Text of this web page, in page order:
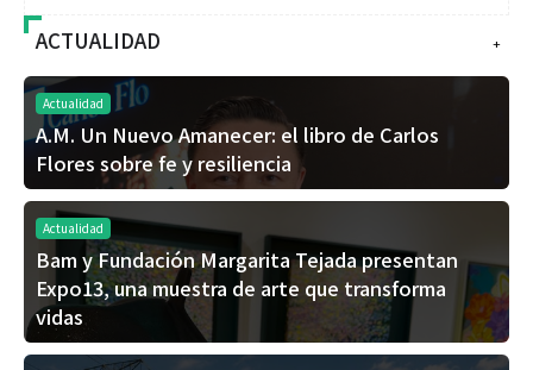
+
ACTUALIDAD
Actualidad
A.M. Un Nuevo Amanecer: el libro de Carlos
Flores sobre fe y resiliencia
Actualidad
Bam y Fundación Margarita Tejada presentan
Expo13, una muestra de arte que transforma
vidas